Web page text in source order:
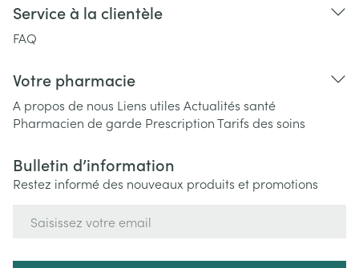
Service à la clientèle
FAQ
Votre pharmacie
A propos de nous Liens utiles Actualités santé
Pharmacien de garde PrescriptionTarifs des soins
Bulletin d’information
Restez informé des nouveaux produits et promotions